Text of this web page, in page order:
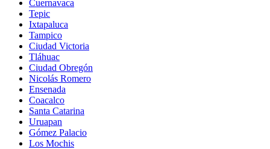
Cuernavaca
Tepic
Ixtapaluca
Tampico
Ciudad Victoria
Tláhuac
Ciudad Obregón
Nicolás Romero
Ensenada
Coacalco
Santa Catarina
Uruapan
Gómez Palacio
Los Mochis